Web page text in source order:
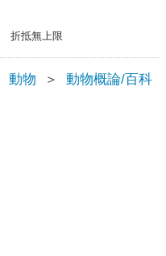
折抵無上限
動物 ＞ 動物概論/百科